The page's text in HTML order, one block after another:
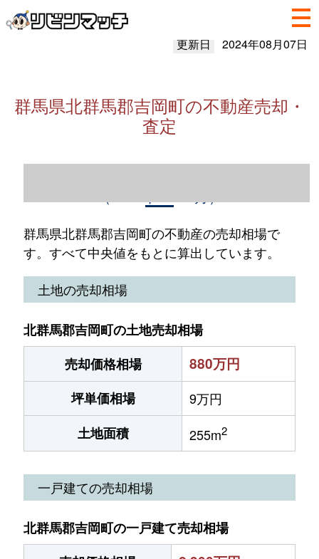
更新日 2024年08月07日
群馬県北群馬郡吉岡町の不動産売却・
査定
群馬県北群馬郡吉岡町の不動産の売却相場で
す。すべて中央値をもとに算出しています。
土地の売却相場
北群馬郡吉岡町の土地売却相場
売却価格相場
880万円
坪単価相場
9万円
土地面積
255m2
一戸建ての売却相場
北群馬郡吉岡町の一戸建て売却相場